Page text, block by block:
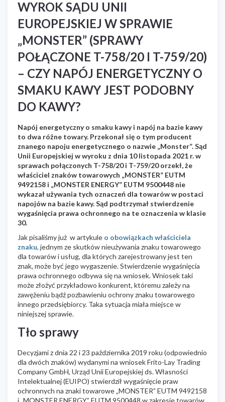
WYROK SĄDU UNII
EUROPEJSKIEJ W SPRAWIE
„MONSTER” (SPRAWY
POŁĄCZONE T-758/20 I T-759/20)
– CZY NAPÓJ ENERGETYCZNY O
SMAKU KAWY JEST PODOBNY
DO KAWY?
Napój energetyczny o smaku kawy i napój na bazie kawy
to dwa różne towary. Przekonał się o tym producent
znanego napoju energetycznego o nazwie „Monster”. Sąd
Unii Europejskiej w wyroku z dnia 10 listopada 2021 r. w
sprawach połączonych T-758/20 i T-759/20 orzekł, że
właściciel znaków towarowych „MONSTER” EUTM
9492158 i „MONSTER ENERGY” EUTM 9500448 nie
wykazał używania tych oznaczeń dla towarów w postaci
napojów na bazie kawy. Sąd podtrzymał stwierdzenie
wygaśnięcia prawa ochronnego na te oznaczenia w klasie
30.
Jak pisaliśmy już w artykule o obowiązkach właściciela
znaku, jednym ze skutków nieużywania znaku towarowego
dla towarów i usług, dla których zarejestrowany jest ten
znak, może być jego wygaszenie. Stwierdzenie wygaśnięcia
prawa ochronnego odbywa się na wniosek. Wniosek taki
może złożyć przykładowo konkurent, któremu zależy na
zawężeniu bądź pozbawieniu ochrony znaku towarowego
innego przedsiębiorcy. Taka sytuacja miała miejsce w
niniejszej sprawie.
Tło sprawy
Decyzjami z dnia 22 i 23 października 2019 roku (odpowiednio
dla dwóch znaków) wydanymi na wniosek Frito-Lay Trading
Company GmbH, Urząd Unii Europejskiej ds. Własności
Intelektualnej (EUIPO) stwierdził wygaśnięcie praw
ochronnych na znaki towarowe „MONSTER” EUTM 9492158
i „MONSTER ENERGY” EUTM 9500448 w zakresie towarów